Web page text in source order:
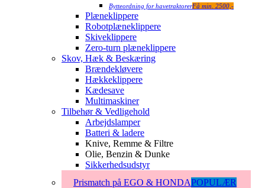
Bytteordning for havetraktorerFå min. 2500,-
Plæneklippere
Robotplæneklippere
Skiveklippere
Zero-turn plæneklippere
Skov, Hæk & Beskæring
Brændekløvere
Hækkeklippere
Kædesave
Multimaskiner
Tilbehør & Vedligehold
Arbejdslamper
Batteri & ladere
Knive, Remme & Filtre
Olie, Benzin & Dunke
Sikkerhedsudstyr
Prismatch på EGO & HONDAPOPULÆR